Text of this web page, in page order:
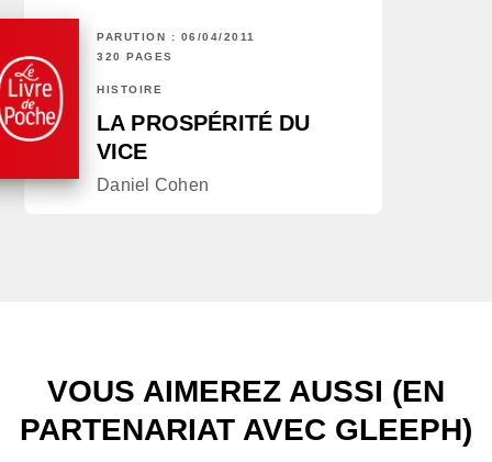
PARUTION : 06/04/2011
320 PAGES
HISTOIRE
LA PROSPÉRITÉ DU
VICE
Daniel Cohen
VOUS AIMEREZ AUSSI (EN
PARTENARIAT AVEC GLEEPH)